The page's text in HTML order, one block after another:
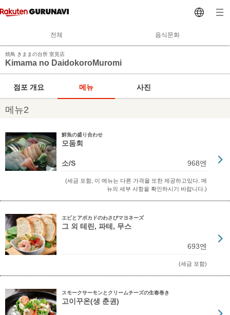
전체 음식문화
焼鳥 きままの台所 室見店
Kimama no DaidokoroMuromi
점포 개요 메뉴 사진
메뉴2
鮮魚の盛り合わせ
모둠회
소/S 968엔
(세금 포함, 이 메뉴는 다른 가격을 또한 제공하고있다. 메
뉴의 세부 사항을 확인하시기 바랍니다.)
エビとアボカドのわさびマヨネーズ
그 외 테린, 파테, 무스
693엔
(세금 포함)
スモークサーモンとクリームチーズの生春巻き
고이꾸온(생 춘권)